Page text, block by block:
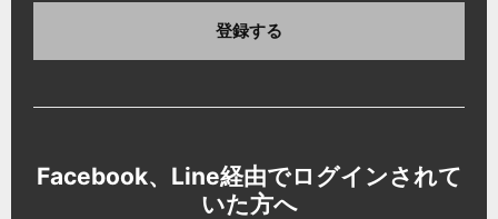
登録する
Facebook、Line経由でログインされて
いた方へ